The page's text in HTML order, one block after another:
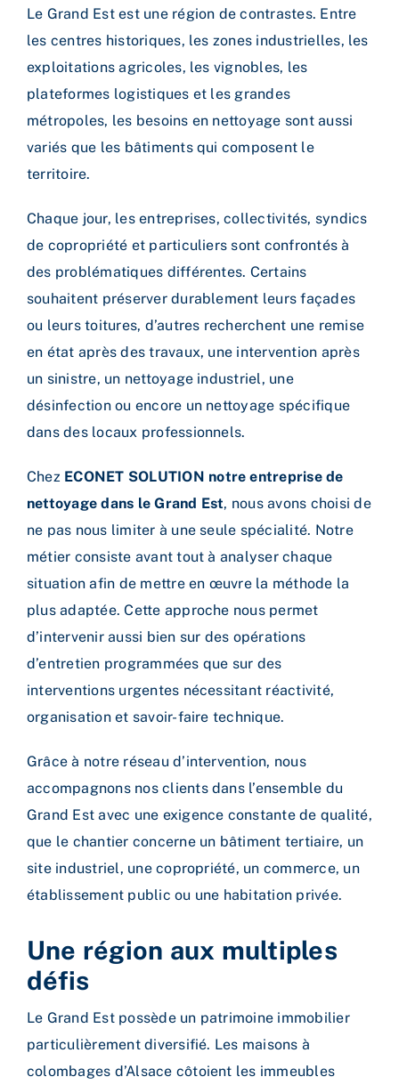
Le Grand Est est une région de contrastes. Entre
les centres historiques, les zones industrielles, les
exploitations agricoles, les vignobles, les
plateformes logistiques et les grandes
métropoles, les besoins en nettoyage sont aussi
variés que les bâtiments qui composent le
territoire.
Chaque jour, les entreprises, collectivités, syndics
de copropriété et particuliers sont confrontés à
des problématiques différentes. Certains
souhaitent préserver durablement leurs façades
ou leurs toitures, d’autres recherchent une remise
en état après des travaux, une intervention après
un sinistre, un nettoyage industriel, une
désinfection ou encore un nettoyage spécifique
dans des locaux professionnels.
Chez ECONET SOLUTION notre entreprise de
nettoyage dans le Grand Est, nous avons choisi de
ne pas nous limiter à une seule spécialité. Notre
métier consiste avant tout à analyser chaque
situation afin de mettre en œuvre la méthode la
plus adaptée. Cette approche nous permet
d’intervenir aussi bien sur des opérations
d’entretien programmées que sur des
interventions urgentes nécessitant réactivité,
organisation et savoir-faire technique.
Grâce à notre réseau d’intervention, nous
accompagnons nos clients dans l’ensemble du
Grand Est avec une exigence constante de qualité,
que le chantier concerne un bâtiment tertiaire, un
site industriel, une copropriété, un commerce, un
établissement public ou une habitation privée.
Une région aux multiples
défis
Le Grand Est possède un patrimoine immobilier
particulièrement diversifié. Les maisons à
colombages d’Alsace côtoient les immeubles